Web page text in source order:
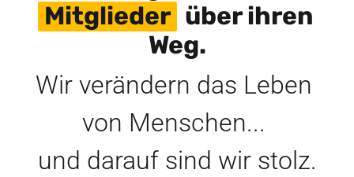
Mitglieder über ihren
Weg.
Wir verändern das Leben
von Menschen...
und darauf sind wir stolz.